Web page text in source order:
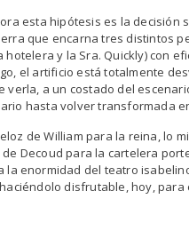
esta hipótesis es la decisión
que encarna tres distintos
hotelera y la Sra. Quickly) con
el artificio está totalmente
verla, a un costado del
hasta volver transformada
de William para la reina, lo
Decoud para la cartelera
la enormidad del teatro
disfrutable, hoy, para